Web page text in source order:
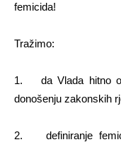
femicida!
Tražimo:
1.
da Vlada hitno
donošenju zakonskih
2.
definiranje